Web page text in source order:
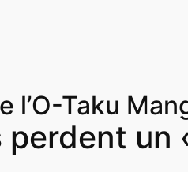
l’O-Taku
perdent un